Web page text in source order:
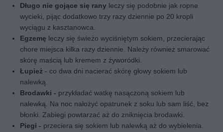
Długo nie gojące się rany leczy się podobnie jak ropne
wycieki, pijąc dodatkowo trzy razy dziennie po 20 kropli
wyciągu z kasztanowca.
Egzemę leczy się świeżo wyciśniętym sokiem, przecierając
chore miejsca kilka razy dziennie. Należy również smarować
skórę maścią lub kremem z żyworódki.
Łupież - co dwa dni nacierać skórę głowy sokiem lub
nalewką.
Brodawki - przykładać watkę nasączoną sokiem lub
nalewką. Na noc nałożyć opatrunek z soku lub sam liść, bez
błonki. Zabiegi powtarzać aż do zniknięcia brodawki.
Piegi - przeciera się sokiem lub nalewką aż do wybielenia.